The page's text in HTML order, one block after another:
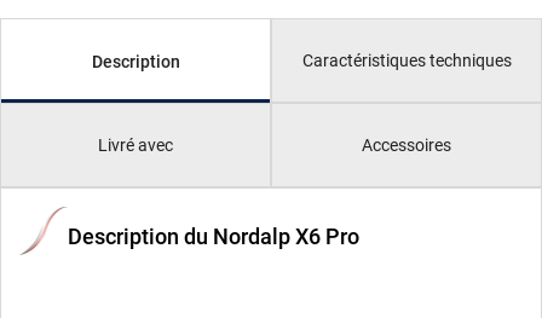
Description Caractéristiques techniques
Livré avec Accessoires
Description du Nordalp X6 Pro